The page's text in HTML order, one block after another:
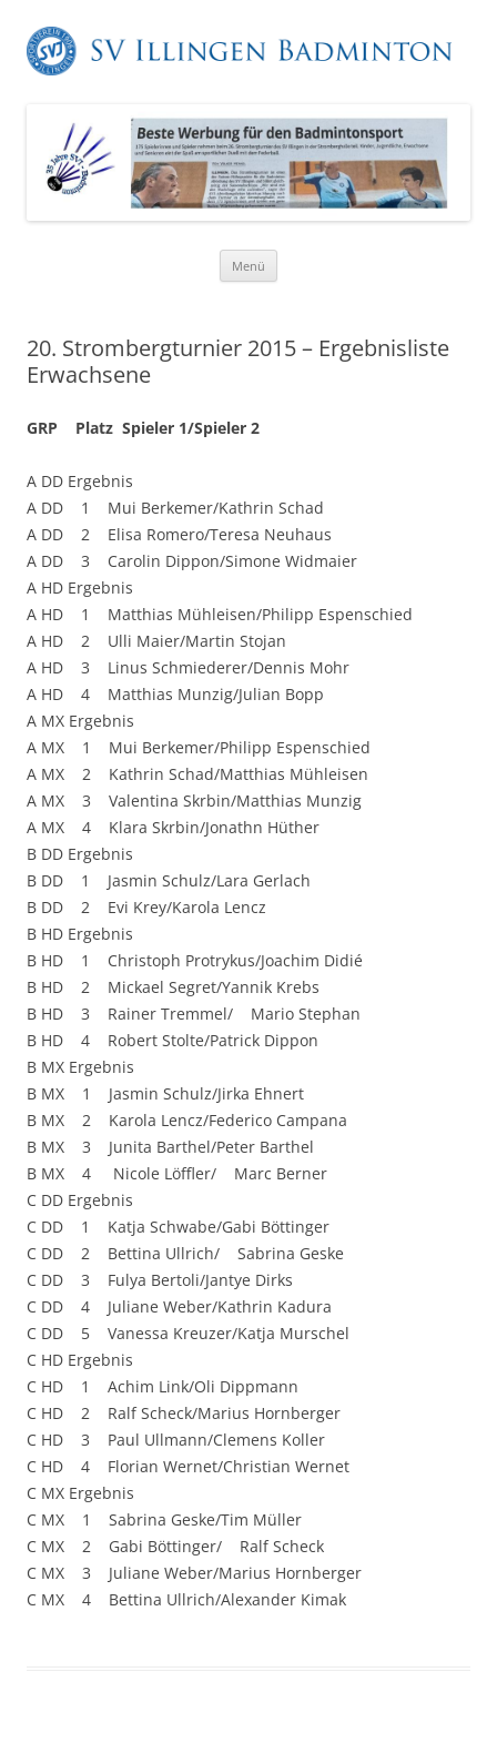
Menü
20. Strombergturnier 2015 – Ergebnisliste
Erwachsene
GRP Platz Spieler 1/Spieler 2
A DD Ergebnis
A DD 1 Mui Berkemer/Kathrin Schad
A DD 2 Elisa Romero/Teresa Neuhaus
A DD 3 Carolin Dippon/Simone Widmaier
A HD Ergebnis
A HD 1 Matthias Mühleisen/Philipp Espenschied
A HD 2 Ulli Maier/Martin Stojan
A HD 3 Linus Schmiederer/Dennis Mohr
A HD 4 Matthias Munzig/Julian Bopp
A MX Ergebnis
A MX 1 Mui Berkemer/Philipp Espenschied
A MX 2 Kathrin Schad/Matthias Mühleisen
A MX 3 Valentina Skrbin/Matthias Munzig
A MX 4 Klara Skrbin/Jonathn Hüther
B DD Ergebnis
B DD 1 Jasmin Schulz/Lara Gerlach
B DD 2 Evi Krey/Karola Lencz
B HD Ergebnis
B HD 1 Christoph Protrykus/Joachim Didié
B HD 2 Mickael Segret/Yannik Krebs
B HD 3 Rainer Tremmel/ Mario Stephan
B HD 4 Robert Stolte/Patrick Dippon
B MX Ergebnis
B MX 1 Jasmin Schulz/Jirka Ehnert
B MX 2 Karola Lencz/Federico Campana
B MX 3 Junita Barthel/Peter Barthel
B MX 4 Nicole Löffler/ Marc Berner
C DD Ergebnis
C DD 1 Katja Schwabe/Gabi Böttinger
C DD 2 Bettina Ullrich/ Sabrina Geske
C DD 3 Fulya Bertoli/Jantye Dirks
C DD 4 Juliane Weber/Kathrin Kadura
C DD 5 Vanessa Kreuzer/Katja Murschel
C HD Ergebnis
C HD 1 Achim Link/Oli Dippmann
C HD 2 Ralf Scheck/Marius Hornberger
C HD 3 Paul Ullmann/Clemens Koller
C HD 4 Florian Wernet/Christian Wernet
C MX Ergebnis
C MX 1 Sabrina Geske/Tim Müller
C MX 2 Gabi Böttinger/ Ralf Scheck
C MX 3 Juliane Weber/Marius Hornberger
C MX 4 Bettina Ullrich/Alexander Kimak